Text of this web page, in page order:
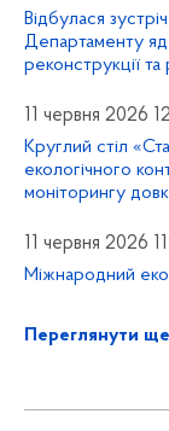
Відбулася
Департаменту
реконструкції та
11 червня 2026
Круглий стіл
екологічного
моніторингу
11 червня 2026
Міжнародний
Переглянути ще